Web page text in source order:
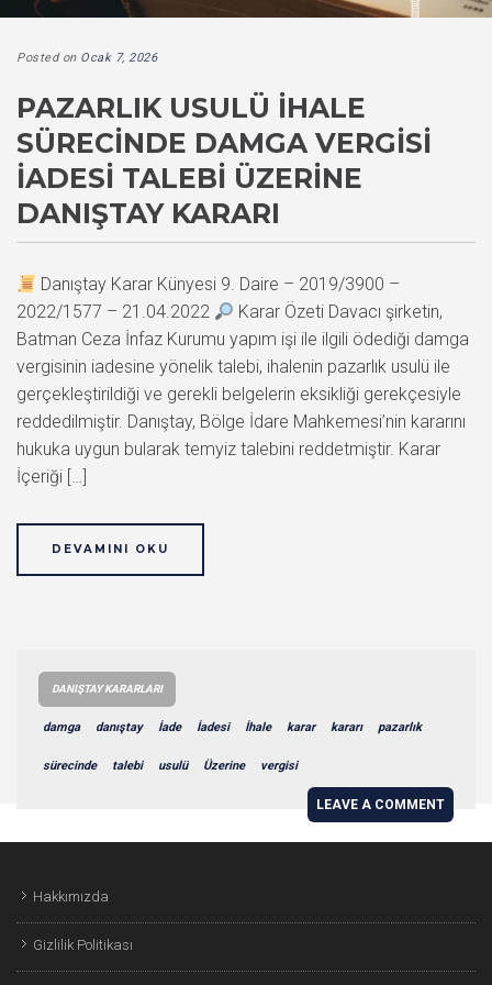
Posted on Ocak 7, 2026
PAZARLIK USULÜ İHALE
SÜRECINDE DAMGA VERGISI
İADESI TALEBI ÜZERINE
DANIŞTAY KARARI
Danıştay Karar Künyesi 9. Daire – 2019/3900 –
2022/1577 – 21.04.2022
Karar Özeti Davacı şirketin,
Batman Ceza İnfaz Kurumu yapım işi ile ilgili ödediği damga
vergisinin iadesine yönelik talebi, ihalenin pazarlık usulü ile
gerçekleştirildiği ve gerekli belgelerin eksikliği gerekçesiyle
reddedilmiştir. Danıştay, Bölge İdare Mahkemesi’nin kararını
hukuka uygun bularak temyiz talebini reddetmiştir. Karar
İçeriği […]
DEVAMINI OKU
DANIŞTAY KARARLARI
damga danıştay İade İadesi İhale karar kararı pazarlık
sürecinde talebi usulü Üzerine vergisi
LEAVE A COMMENT
Hakkımızda
Gizlilik Politikası